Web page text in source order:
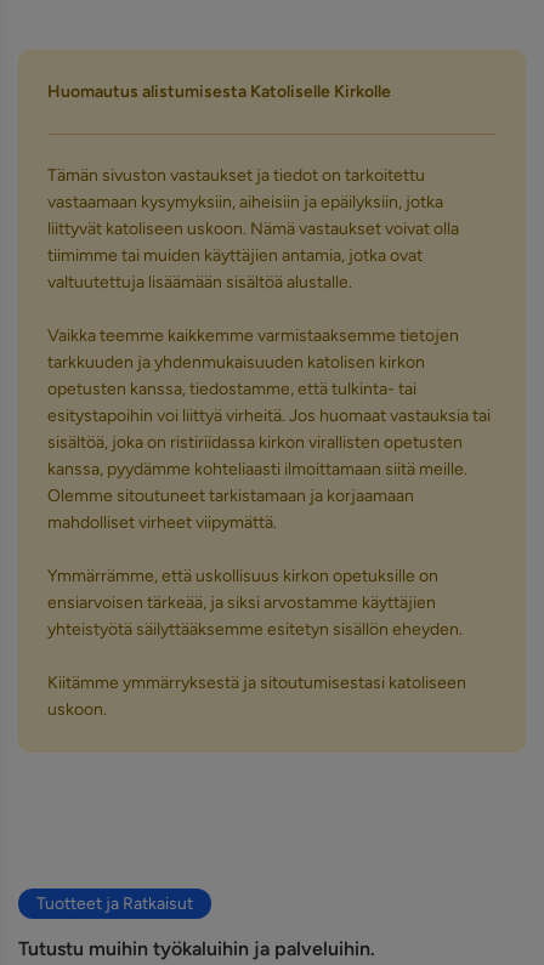
Huomautus alistumisesta Katoliselle Kirkolle
Tämän sivuston vastaukset ja tiedot on tarkoitettu
vastaamaan kysymyksiin, aiheisiin ja epäilyksiin, jotka
liittyvät katoliseen uskoon. Nämä vastaukset voivat olla
tiimimme tai muiden käyttäjien antamia, jotka ovat
valtuutettuja lisäämään sisältöä alustalle.
Vaikka teemme kaikkemme varmistaaksemme tietojen
tarkkuuden ja yhdenmukaisuuden katolisen kirkon
opetusten kanssa, tiedostamme, että tulkinta- tai
esitystapoihin voi liittyä virheitä. Jos huomaat vastauksia tai
sisältöä, joka on ristiriidassa kirkon virallisten opetusten
kanssa, pyydämme kohteliaasti ilmoittamaan siitä meille.
Olemme sitoutuneet tarkistamaan ja korjaamaan
mahdolliset virheet viipymättä.
Ymmärrämme, että uskollisuus kirkon opetuksille on
ensiarvoisen tärkeää, ja siksi arvostamme käyttäjien
yhteistyötä säilyttääksemme esitetyn sisällön eheyden.
Kiitämme ymmärryksestä ja sitoutumisestasi katoliseen
uskoon.
Tuotteet ja Ratkaisut
Tutustu muihin työkaluihin ja palveluihin.